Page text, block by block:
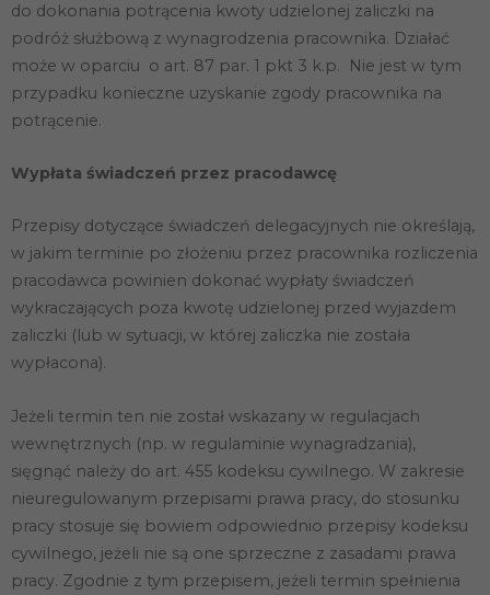
do dokonania potrącenia kwoty udzielonej zaliczki na
podróż służbową z wynagrodzenia pracownika. Działać
może w oparciu o art. 87 par. 1 pkt 3 k.p. Nie jest w tym
przypadku konieczne uzyskanie zgody pracownika na
potrącenie.
Wypłata świadczeń przez pracodawcę
Przepisy dotyczące świadczeń delegacyjnych nie określają,
w jakim terminie po złożeniu przez pracownika rozliczenia
pracodawca powinien dokonać wypłaty świadczeń
wykraczających poza kwotę udzielonej przed wyjazdem
zaliczki (lub w sytuacji, w której zaliczka nie została
wypłacona).
Jeżeli termin ten nie został wskazany w regulacjach
wewnętrznych (np. w regulaminie wynagradzania),
sięgnąć należy do art. 455 kodeksu cywilnego. W zakresie
nieuregulowanym przepisami prawa pracy, do stosunku
pracy stosuje się bowiem odpowiednio przepisy kodeksu
cywilnego, jeżeli nie są one sprzeczne z zasadami prawa
pracy. Zgodnie z tym przepisem, jeżeli termin spełnienia
Doświadczenie
Aby nasza
internetowa
twojego
te pliki cookie,
niektóre funkcje
znikną ze
strony
internetowej.
swoje
zainteresowania i
zachowania
podczas
odwiedzania naszej
strony, zwiększasz
szansę na
spersonalizowanych
treści i ofert.